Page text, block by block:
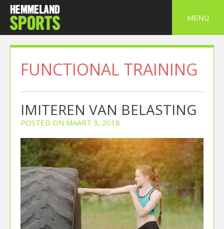
Skip
content
MENU
FUNCTIONAL TRAINING
IMITEREN VAN BELASTING
POSTED ON MAART 3, 2018